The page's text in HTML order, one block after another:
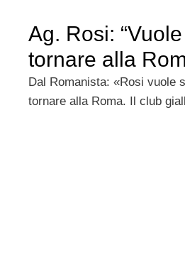
Ag. Rosi: “Vuole
tornare alla
Dal Romanista: «Rosi vuole
tornare alla Roma. Il club